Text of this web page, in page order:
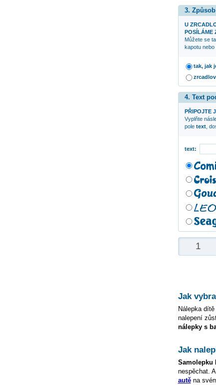
3.
U
POSÍLÁME
Můžete se
kapotu
tak, jak
4. Text
PŘIPOJTE
Vyplňte
pole text,
text:
Jak
Nálepka
nalepení
nálepky s
Jak
Samolepku
nespěchat.
autěna